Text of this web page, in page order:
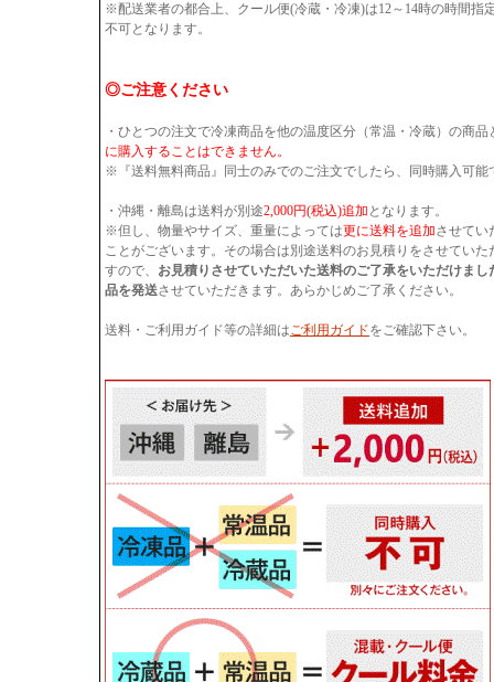
※配送業者の都合上、クール便(冷蔵・冷凍)は12～14時の時間
不可となります。
◎ご注意ください
・ひとつの注文で冷凍商品を他の温度区分（常温・冷蔵）の商品
に購入することはできません。
※『送料無料商品』同士のみでのご注文でしたら、同時購入可能
・沖縄・離島は送料が別途2,000円(税込)追加 となります。
※但し、物量やサイズ、重量によっては更に送料を追加させてい
ことがございます。その場合は別途送料のお見積りをさせていた
すので、 お見積りさせていただいた送料のご了承をいただけまし
品を発送させていただきます。あらかじめご了承ください。
送料・ご利用ガイド等の詳細はご利用ガイドをご確認下さい。